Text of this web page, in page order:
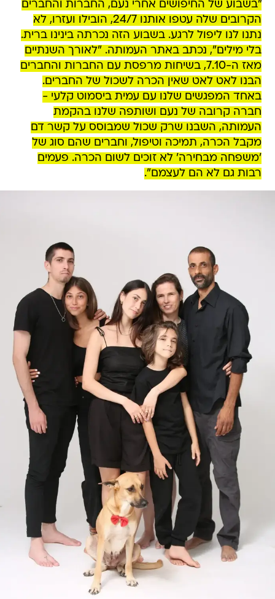
"בשבוע של החיפושים אחרי נעם, החברות והחברים
הקרובים שלה עטפו אותנו 24/7, הובילו ועזרו, לא
נתנו לנו ליפול לרגע. בשבוע הזה נכרתה בינינו ברית.
בלי מילים", נכתב באתר העמותה. "לאורך השנתיים
מאז ה-7.10, בשיחות מרפסת עם החברות והחברים
הבנו לאט לאט שאין הכרה לשכול של החברים.
באחד המפגשים שלנו עם עמית ביסמוט קלעי -
חברה קרובה של נעם ושותפה שלנו בהקמת
העמותה, השבנו שרק שכול שמבוסס על קשר דם
מקבל הכרה, תמיכה וטיפול, וחברים שהם סוג של
'משפחה מבחירה' לא זוכים לשום הכרה. פעמים
רבות גם לא הם לעצמם".